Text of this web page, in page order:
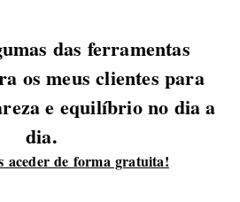
das ferramentas
os meus clientes para
e equilíbrio no dia a
dia.
aceder de forma gratuita!